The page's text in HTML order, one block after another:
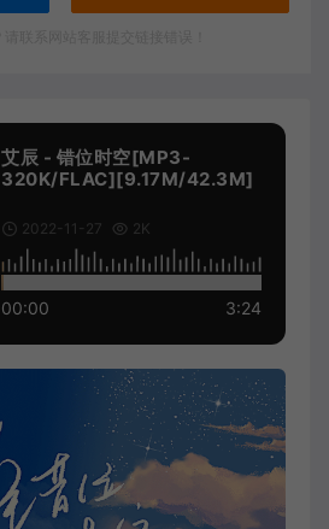
艾辰 - 错位时空[MP3-
320K/FLAC][9.17M/42.3M]
2022-11-27 2K
00:00 3:24